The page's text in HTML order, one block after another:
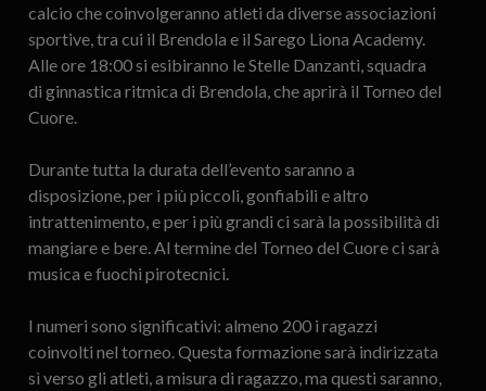
calcio che coinvolgeranno atleti da diverse associazioni
sportive, tra cui il Brendola e il Sarego Liona Academy.
Alle ore 18:00 si esibiranno le Stelle Danzanti, squadra
di ginnastica ritmica di Brendola, che aprirà il Torneo del
Cuore.
Durante tutta la durata dell’evento saranno a
disposizione, per i più piccoli, gonfiabili e altro
intrattenimento, e per i più grandi ci sarà la possibilità di
mangiare e bere. Al termine del Torneo del Cuore ci sarà
musica e fuochi pirotecnici.
I numeri sono significativi: almeno 200 i ragazzi
coinvolti nel torneo. Questa formazione sarà indirizzata
sì verso gli atleti, a misura di ragazzo, ma questi saranno,